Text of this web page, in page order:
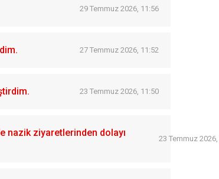
29 Temmuz 2026, 11:56
27 Temmuz 2026, 11:52
23 Temmuz 2026, 11:50
nazik ziyaretlerinden dolayı
23 Temmuz